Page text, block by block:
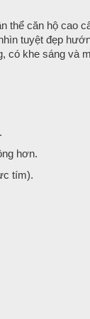
thể căn hộ cao
tuyệt đẹp
khe sáng và
hơn.
tím).